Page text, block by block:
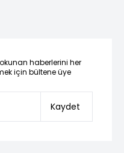
haberlerini her
için bültene üye
Kaydet